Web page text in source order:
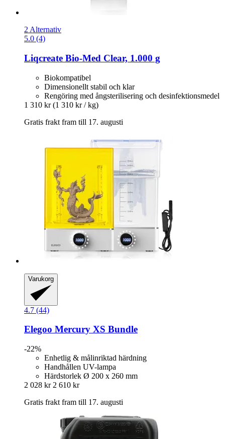
2 Alternativ
5.0 (4)
Liqcreate Bio-​Med Clear, 1.000 g
Biokompatibel
Dimensionellt stabil och klar
Rengöring med ångsterilisering och desinfektionsmedel
1 310 kr (1 310 kr / kg)
Gratis frakt fram till 17. augusti
Varukorg
4.7 (44)
Elegoo Mercury XS Bundle
-22%
Enhetlig & målinriktad härdning
Handhållen UV-lampa
Härdstorlek Ø 200 x 260 mm
2 028 kr 2 610 kr
Gratis frakt fram till 17. augusti